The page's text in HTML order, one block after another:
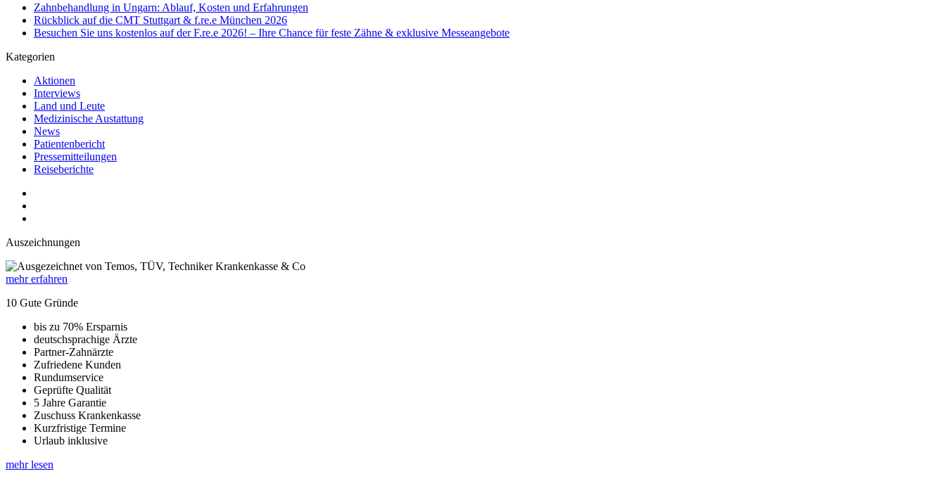
Zahnbehandlung in Ungarn: Ablauf, Kosten und Erfahrungen
Rückblick auf die CMT Stuttgart & f.re.e München 2026
Besuchen Sie uns kostenlos auf der F.re.e 2026! – Ihre Chance für feste Zähne & exklusive Messeangebote
Kategorien
Aktionen
Interviews
Land und Leute
Medizinische Austattung
News
Patientenbericht
Pressemitteilungen
Reiseberichte
Auszeichnungen
mehr erfahren
10 Gute Gründe
bis zu 70% Ersparnis
deutschsprachige Ärzte
Partner-Zahnärzte
Zufriedene Kunden
Rundumservice
Geprüfte Qualität
5 Jahre Garantie
Zuschuss Krankenkasse
Kurzfristige Termine
Urlaub inklusive
mehr lesen